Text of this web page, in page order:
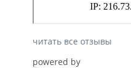
читать все отзывы
powered by